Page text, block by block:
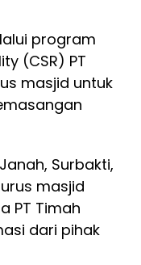
program
(CSR) PT
masjid untuk
Surbakti,
masjid
PT Timah
dari pihak